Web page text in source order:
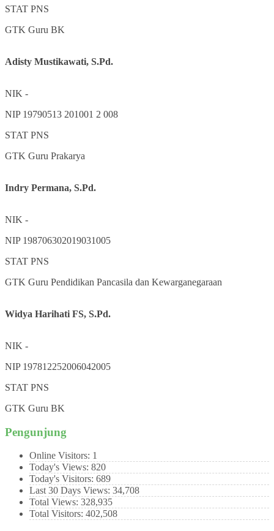
STAT PNS
GTK Guru BK
Adisty Mustikawati, S.Pd.
NIK -
NIP 19790513 201001 2 008
STAT PNS
GTK Guru Prakarya
Indry Permana, S.Pd.
NIK -
NIP 198706302019031005
STAT PNS
GTK Guru Pendidikan Pancasila dan Kewarganegaraan
Widya Harihati FS, S.Pd.
NIK -
NIP 197812252006042005
STAT PNS
GTK Guru BK
Pengunjung
Online Visitors: 1
Today's Views: 820
Today's Visitors: 689
Last 30 Days Views: 34,708
Total Views: 328,935
Total Visitors: 402,508